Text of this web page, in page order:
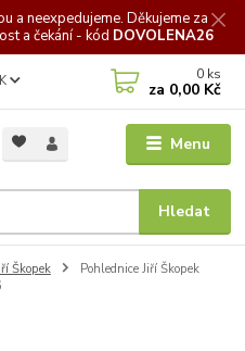
a neexpedujeme. Děkujeme za
a čekání - kód DOVOLENA26
Menu
Hledat
0 ks
za 0,00 Kč
Škopek
Pohlednice Jiří Škopek